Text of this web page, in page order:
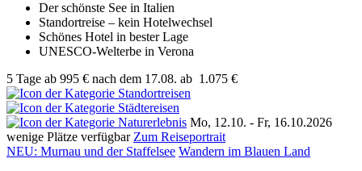
Der schönste See in Italien
Standortreise – kein Hotelwechsel
Schönes Hotel in bester Lage
UNESCO-Welterbe in Verona
5 Tage ab 995 € nach dem 17.08. ab 1.075 €
Mo, 12.10. - Fr, 16.10.2026
wenige Plätze verfügbar Zum Reiseportrait
NEU: Murnau und der Staffelsee Wandern im Blauen Land